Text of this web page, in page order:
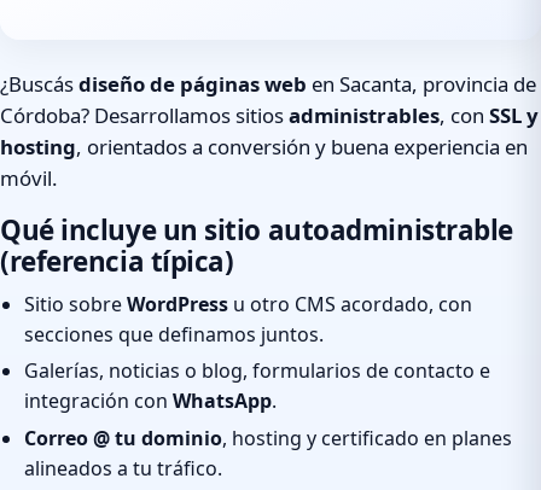
¿Buscásdiseño de páginas web en Sacanta, provincia de
Córdoba? Desarrollamos sitiosadministrables, con SSL y
hosting, orientados a conversión y buena experiencia en
móvil.
Qué incluye un sitio autoadministrable
(referencia típica)
Sitio sobreWordPress u otro CMS acordado, con
secciones que definamos juntos.
Galerías, noticias o blog, formularios de contacto e
integración con WhatsApp.
Correo @ tu dominio, hosting y certificado en planes
alineados a tu tráfico.